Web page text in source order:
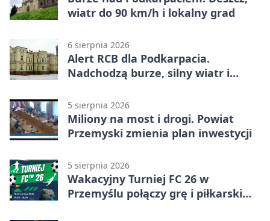
wiatr do 90 km/h i lokalny grad
6 sierpnia 2026
Alert RCB dla Podkarpacia.
Nadchodzą burze, silny wiatr i
5 sierpnia 2026
Miliony na most i drogi. Powiat
Przemyski zmienia plan inwestycji
5 sierpnia 2026
Wakacyjny Turniej FC 26 w
Przemyślu połączy grę i piłkarski